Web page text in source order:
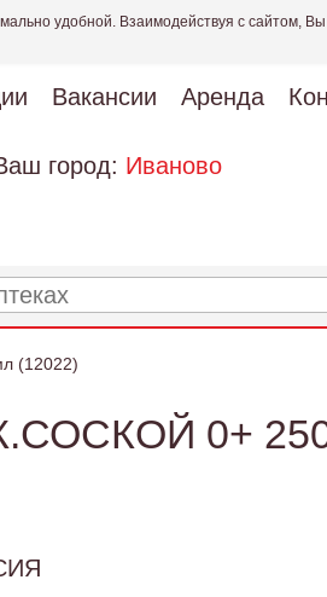
удобной. Взаимодействуя с сайтом,
Вакансии Аренда
город: Иваново
(12022)
0+